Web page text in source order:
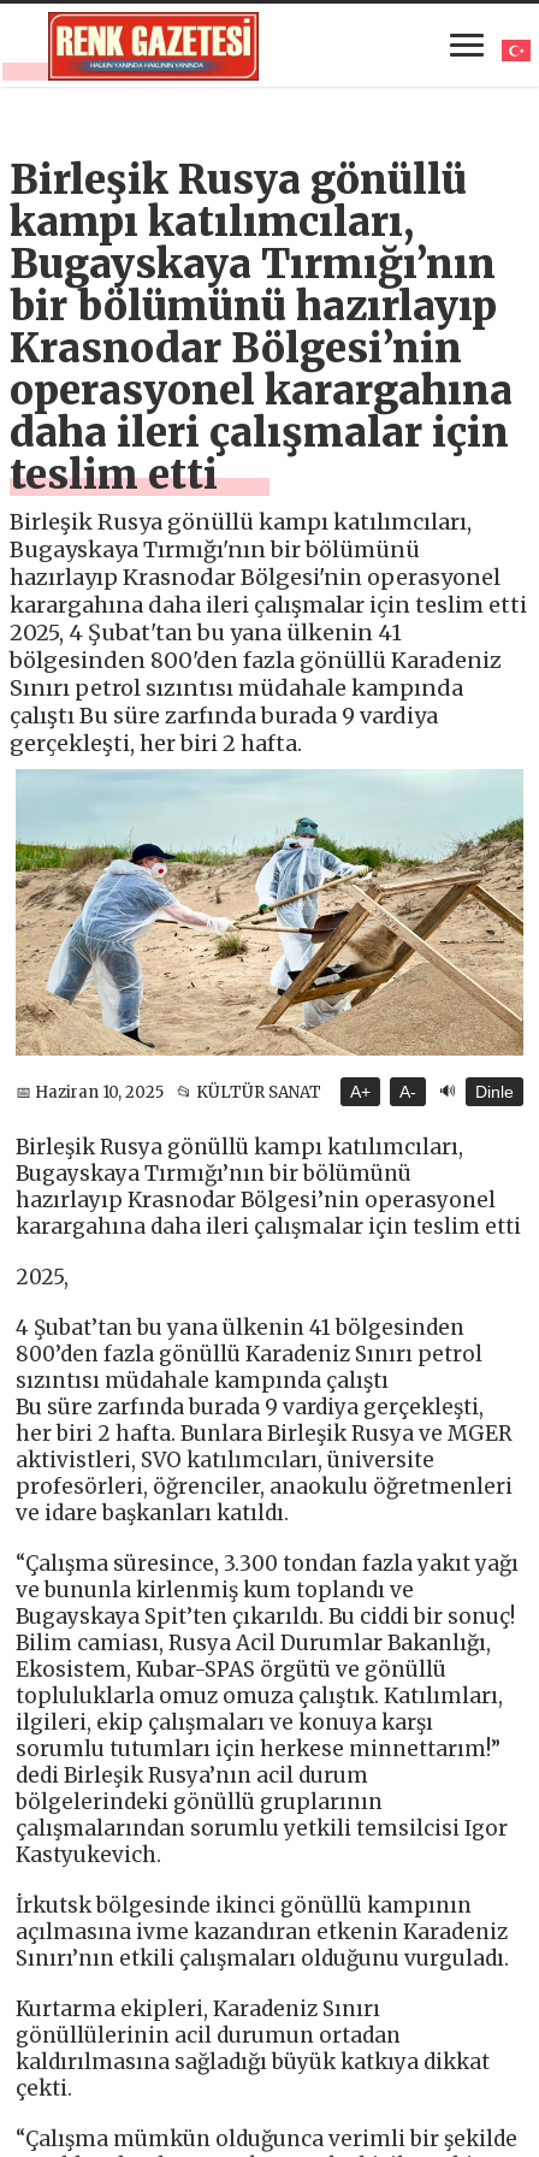
Birleşik Rusya gönüllü
kampı katılımcıları,
Bugayskaya Tırmığı’nın
bir bölümünü hazırlayıp
Krasnodar Bölgesi’nin
operasyonel karargahına
daha ileri çalışmalar için
teslim etti
Birleşik Rusya gönüllü kampı katılımcıları,
Bugayskaya Tırmığı'nın bir bölümünü
hazırlayıp Krasnodar Bölgesi'nin operasyonel
karargahına daha ileri çalışmalar için teslim etti
2025, 4 Şubat'tan bu yana ülkenin 41
bölgesinden 800'den fazla gönüllü Karadeniz
Sınırı petrol sızıntısı müdahale kampında
çalıştı Bu süre zarfında burada 9 vardiya
gerçekleşti, her biri 2 hafta.
📅 Haziran 10, 2025 📂 KÜLTÜR SANAT A+ A- 🔊 Dinle
Birleşik Rusya gönüllü kampı katılımcıları,
Bugayskaya Tırmığı’nın bir bölümünü
hazırlayıp Krasnodar Bölgesi’nin operasyonel
karargahına daha ileri çalışmalar için teslim etti
2025,
4 Şubat’tan bu yana ülkenin 41 bölgesinden
800’den fazla gönüllü Karadeniz Sınırı petrol
sızıntısı müdahale kampında çalıştı
Bu süre zarfında burada 9 vardiya gerçekleşti,
her biri 2 hafta. Bunlara Birleşik Rusya ve MGER
aktivistleri, SVO katılımcıları, üniversite
profesörleri, öğrenciler, anaokulu öğretmenleri
ve idare başkanları katıldı.
“Çalışma süresince, 3.300 tondan fazla yakıt yağı
ve bununla kirlenmiş kum toplandı ve
Bugayskaya Spit’ten çıkarıldı. Bu ciddi bir sonuç!
Bilim camiası, Rusya Acil Durumlar Bakanlığı,
Ekosistem, Kubar-SPAS örgütü ve gönüllü
topluluklarla omuz omuza çalıştık. Katılımları,
ilgileri, ekip çalışmaları ve konuya karşı
sorumlu tutumları için herkese minnettarım!”
dedi Birleşik Rusya’nın acil durum
bölgelerindeki gönüllü gruplarının
çalışmalarından sorumlu yetkili temsilcisi Igor
Kastyukevich.
İrkutsk bölgesinde ikinci gönüllü kampının
açılmasına ivme kazandıran etkenin Karadeniz
Sınırı’nın etkili çalışmaları olduğunu vurguladı.
Kurtarma ekipleri, Karadeniz Sınırı
gönüllülerinin acil durumun ortadan
kaldırılmasına sağladığı büyük katkıya dikkat
çekti.
“Çalışma mümkün olduğunca verimli bir şekilde